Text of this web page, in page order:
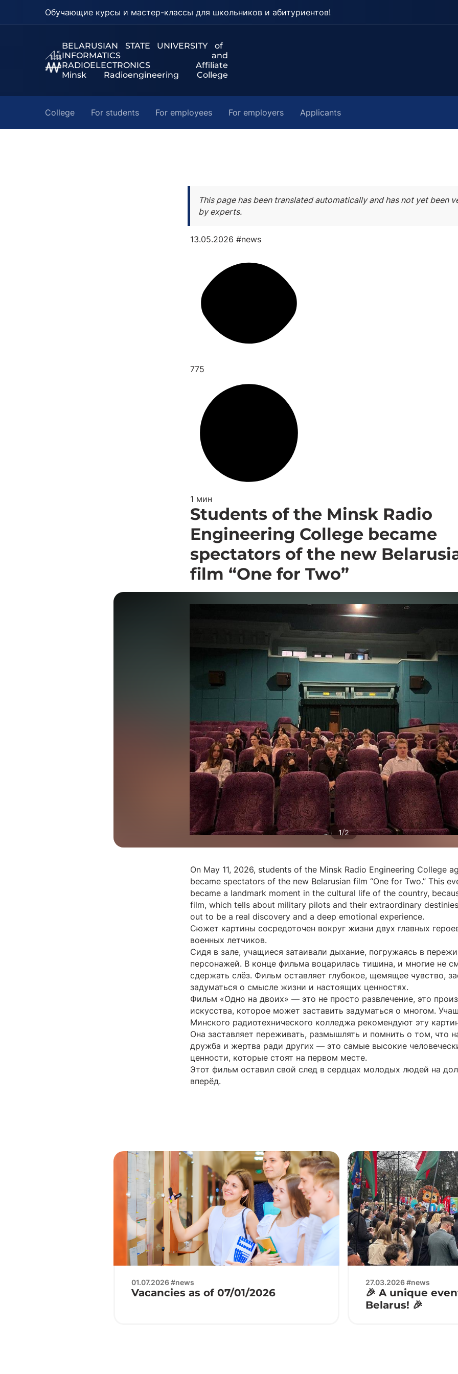
Обучающие курсы и мастер-классы для школьников и абитуриентов!
BELARUSIAN STATE UNIVERSITY of
INFORMATICS and
RADIOELECTRONICS Affiliate
Minsk Radioengineering College
College For students For employees For employers Applicants
This page has been translated automatically and has not yet been
by experts.
13.05.2026 #news
775
1 мин
Students of the Minsk Radio
Engineering College became
spectators of the new
film “One for Two”
1/2
On May 11, 2026, students of the Minsk Radio Engineering College
became spectators of the new Belarusian film “One for Two.” This
became a landmark moment in the cultural life of the country,
film, which tells about military pilots and their extraordinary
out to be a real discovery and a deep emotional experience.
Сюжет картины сосредоточен вокруг жизни двух главных
военных летчиков.
Сидя в зале, учащиеся затаивали дыхание, погружаясь в
персонажей. В конце фильма воцарилась тишина, и многие не
сдержать слёз. Фильм оставляет глубокое, щемящее чувство,
задуматься о смысле жизни и настоящих ценностях.
Фильм «Одно на двоих» — это не просто развлечение, это
искусства, которое может заставить задуматься о многом.
Минского радиотехнического колледжа рекомендуют эту
Она заставляет переживать, размышлять и помнить о том, что
дружба и жертва ради других — это самые высокие
ценности, которые стоят на первом месте.
Этот фильм оставил свой след в сердцах молодых людей на
вперёд.
01.07.2026 #news
Vacancies as of 07/01/2026
27.03.2026 #news
🎉 A unique
Belarus! 🎉